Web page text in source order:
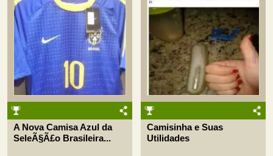
A Nova Camisa Azul da
SeleÃ§Ã£o Brasileira...
Camisinha e Suas
Utilidades